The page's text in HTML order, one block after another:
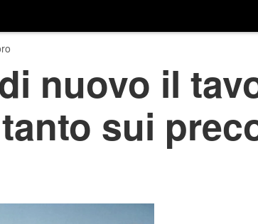
nuovo il
sui